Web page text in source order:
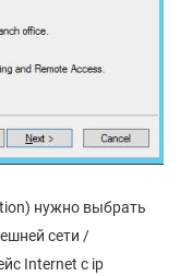
нужно выбрать
сети /
Internet с ip